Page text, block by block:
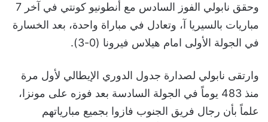
وحقق نابولي الفوز السادس مع أنطونيو كونتي في آخر 7
مباريات بالسيريا آ، وتعادل في مباراة واحدة، بعد الخسارة
في الجولة الأولى امام هيلاس فيرونا (0-3).
وارتقى نابولي لصدارة جدول الدوري الإيطالي لأول مرة
منذ 483 يوماً في الجولة السادسة بعد فوزه على مونزا،
علماً بأن رجال فريق الجنوب فازوا بجميع مبارياتهم